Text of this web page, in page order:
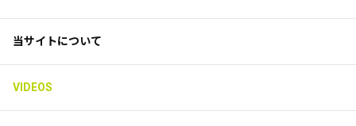
当サイトについて
VIDEOS